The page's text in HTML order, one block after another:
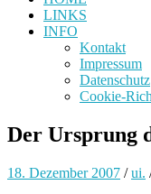
LINKS
INFO
Kontakt
Impressum
Datenschutz
Cookie-
Der Ursprung
18. Dezember 2007 /ui.